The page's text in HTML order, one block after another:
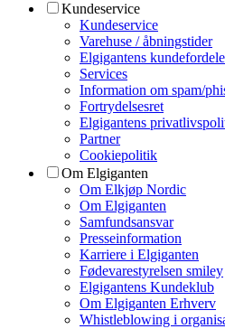
Kundeservice
Kundeservice
Varehuse / åbningstider
Elgigantens kundefordele
Services
Information om spam/
Fortrydelsesret
Elgigantens
Partner
Cookiepolitik
Om Elgiganten
Om Elkjøp Nordic
Om Elgiganten
Samfundsansvar
Presseinformation
Karriere i Elgiganten
Fødevarestyrelsen smiley
Elgigantens Kundeklub
Om Elgiganten Erhverv
Whistleblowing i